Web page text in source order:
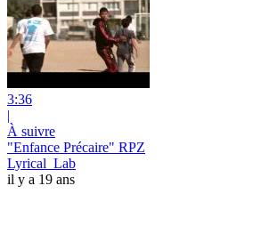
3:36
|
À suivre
"Enfance Précaire" RPZ
Lyrical_Lab
il y a 19 ans